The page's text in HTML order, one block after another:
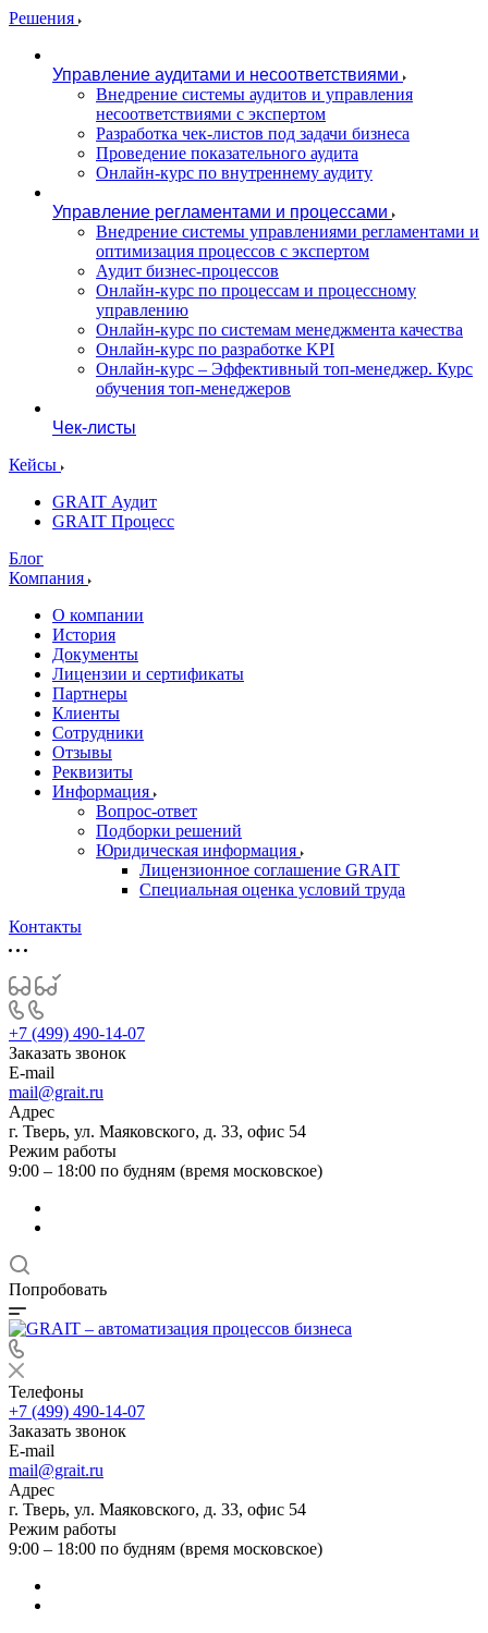
Решения
Управление аудитами и несоответствиями
Внедрение системы аудитов и управления
несоответствиями с экспертом
Разработка чек-листов под задачи бизнеса
Проведение показательного аудита
Онлайн-курс по внутреннему аудиту
Управление регламентами и процессами
Внедрение системы управлениями регламентами и
оптимизация процессов с экспертом
Аудит бизнес-процессов
Онлайн-курс по процессам и процессному
управлению
Онлайн-курс по системам менеджмента качества
Онлайн-курс по разработке KPI
Онлайн-курс – Эффективный топ-менеджер. Курс
обучения топ-менеджеров
Чек-листы
Кейсы
GRAIT Аудит
GRAIT Процесс
Блог
Компания
О компании
История
Документы
Лицензии и сертификаты
Партнеры
Клиенты
Сотрудники
Отзывы
Реквизиты
Информация
Вопрос-ответ
Подборки решений
Юридическая информация
Лицензионное соглашение GRAIT
Специальная оценка условий труда
Контакты
+7 (499) 490-14-07
Заказать звонок
E-mail
mail@grait.ru
Адрес
г. Тверь, ул. Маяковского, д. 33, офис 54
Режим работы
9:00 – 18:00 по будням (время московское)
Попробовать
Телефоны
+7 (499) 490-14-07
Заказать звонок
E-mail
mail@grait.ru
Адрес
г. Тверь, ул. Маяковского, д. 33, офис 54
Режим работы
9:00 – 18:00 по будням (время московское)